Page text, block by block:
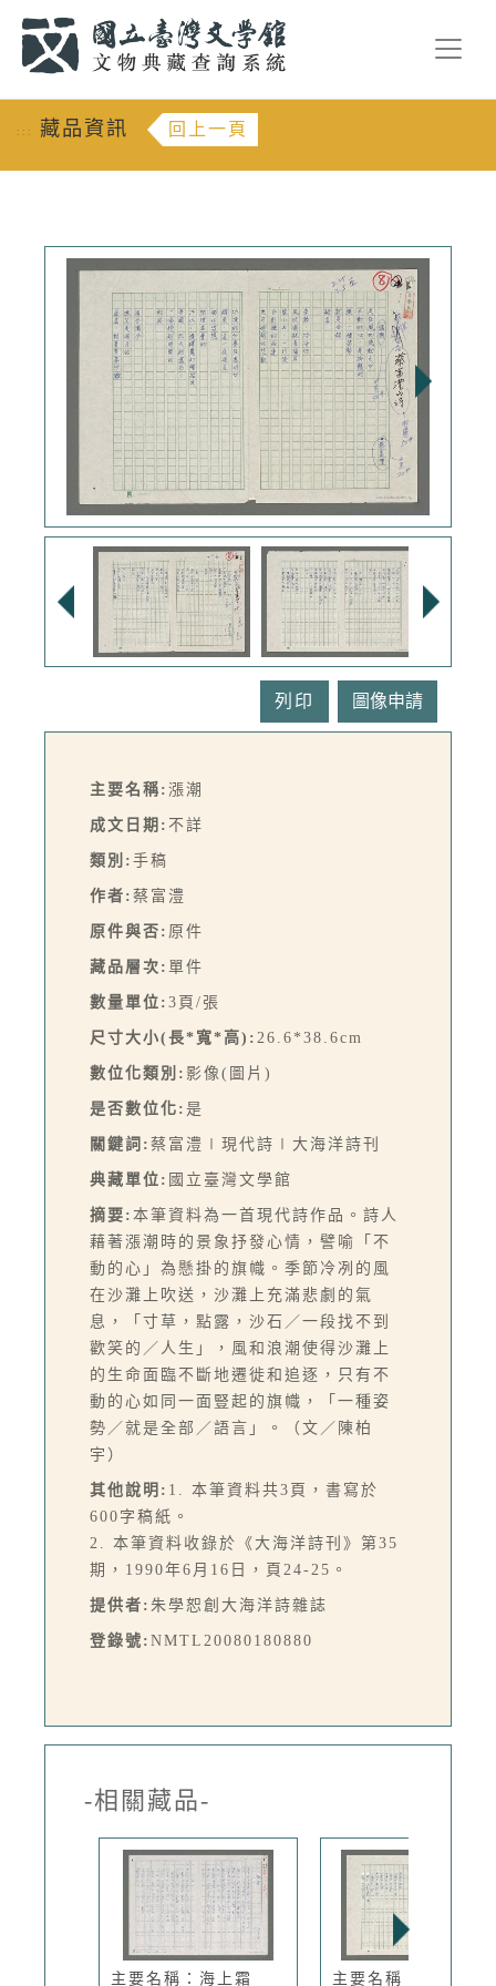
::: 藏品資訊 回上一頁
列印
主要名稱: 漲潮
成文日期: 不詳
類別: 手稿
作者: 蔡富澧
原件與否: 原件
藏品層次: 單件
數量單位: 3頁/張
尺寸大小(長*寬*高): 26.6*38.6cm
數位化類別: 影像(圖片)
是否數位化: 是
關鍵詞: 蔡富澧∣現代詩∣大海洋詩刊
典藏單位: 國立臺灣文學館
摘要: 本筆資料為一首現代詩作品。詩人
藉著漲潮時的景象抒發心情，譬喻「不
動的心」為懸掛的旗幟。季節冷冽的風
在沙灘上吹送，沙灘上充滿悲劇的氣
息，「寸草，點露，沙石／一段找不到
歡笑的／人生」，風和浪潮使得沙灘上
的生命面臨不斷地遷徙和追逐，只有不
動的心如同一面豎起的旗幟，「一種姿
勢／就是全部／語言」。（文／陳柏
宇）
其他說明: 1. 本筆資料共3頁，書寫於
600字稿紙。
2. 本筆資料收錄於《大海洋詩刊》第35
期，1990年6月16日，頁24-25。
提供者: 朱學恕創大海洋詩雜誌
登錄號: NMTL20080180880
-相關藏品-
主要名稱：海上霜 主要名稱：禪意